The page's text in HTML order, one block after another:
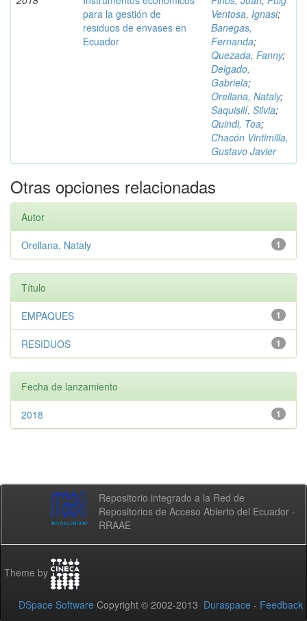
para la gestión de
residuos de envases en
Ecuador
Ventosa, Ignasi;
Banegas,
Fernanda;
Quezada, Fanny;
Delgado,
Gabriela;
Orellana, Nataly;
Saquisilí, Silvia;
Quindi, Toa;
Chacón Vintimilla,
Gustavo Javier
Otras opciones relacionadas
Autor
1
Orellana, Nataly
Título
1
EMPAQUES
1
RESIDUOS
Fecha de lanzamiento
1
2018
Repositorio integrado a la Red de
Repositorios de Acceso Abierto del Ecuador -
RRAAE
Theme by
DSpace Software Copyright © 2002-2013 Duraspace - Feedback